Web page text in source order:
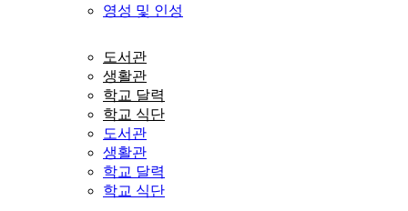
영성 및 인성
도서관
생활관
학교 달력
학교 식단
도서관
생활관
학교 달력
학교 식단